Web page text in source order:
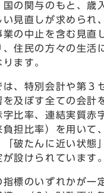
国の関与のもと、歳
い見直しが求められ
業の中止を含む見直
、住民の方々の生活
ます。
、特別会計や第３
を及ぼす全ての会計
字比率、連結実質赤
負担比率）を用いて
「破たんに近い状態
設けられています。
標のいずれかが一